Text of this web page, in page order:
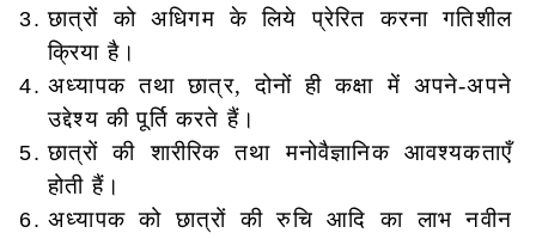
छात्रों को अधिगम के लिये प्रेरित करना गतिशील
क्रिया है।
अध्यापक तथा छात्र, दोनों ही कक्षा में अपने-अपने
उद्देश्य की पूर्ति करते हैं।
छात्रों की शारीरिक तथा मनोवैज्ञानिक आवश्यकताएँ
होती हैं।
अध्यापक को छात्रों की रुचि आदि का लाभ नवीन